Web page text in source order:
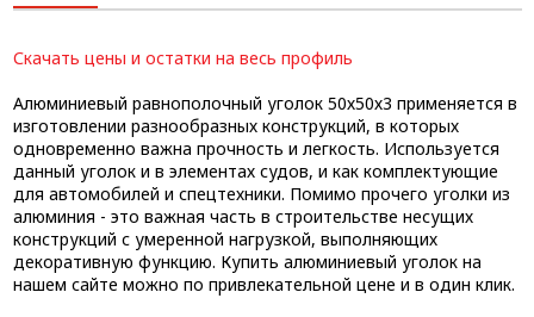
Скачать цены и остатки на весь профиль
Алюминиевый равнополочный уголок 50х50х3 применяется в
изготовлении разнообразных конструкций, в которых
одновременно важна прочность и легкость. Используется
данный уголок и в элементах судов, и как комплектующие
для автомобилей и спецтехники. Помимо прочего уголки из
алюминия - это важная часть в строительстве несущих
конструкций с умеренной нагрузкой, выполняющих
декоративную функцию. Купить алюминиевый уголок на
нашем сайте можно по привлекательной цене и в один клик.